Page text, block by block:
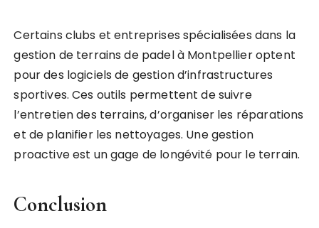
Certains clubs et entreprises spécialisées dans la
gestion de terrains de padel à Montpellier optent
pour des logiciels de gestion d’infrastructures
sportives. Ces outils permettent de suivre
l’entretien des terrains, d’organiser les réparations
et de planifier les nettoyages. Une gestion
proactive est un gage de longévité pour le terrain.
Conclusion